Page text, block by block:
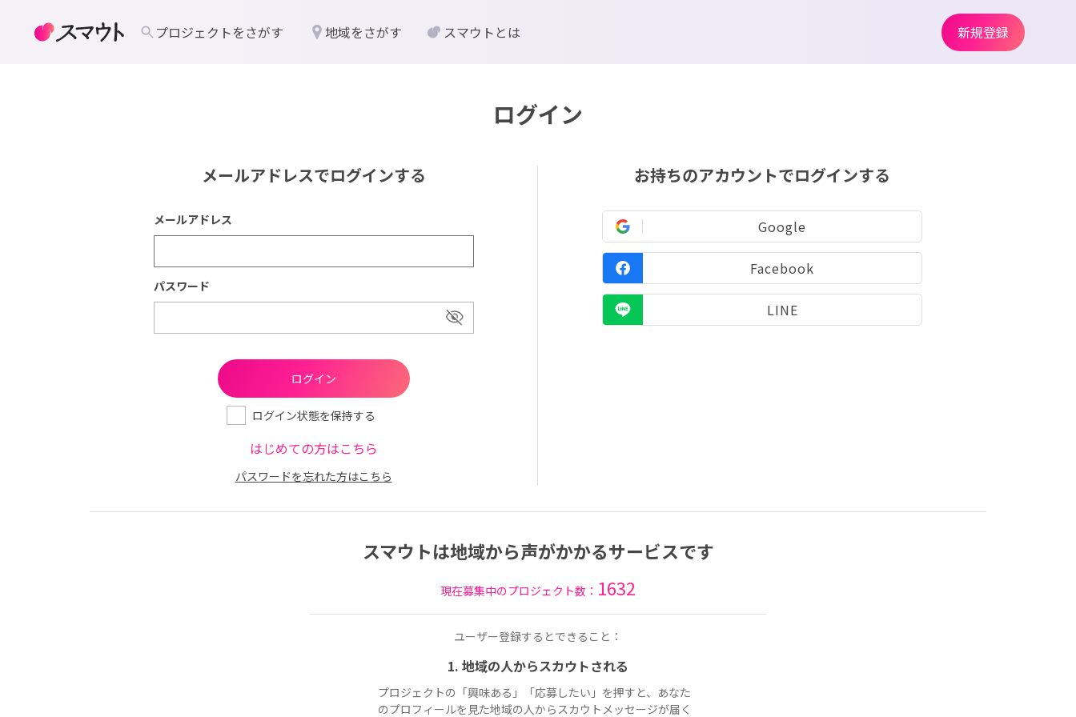
ログイン
メールアドレスでログインする
メールアドレス
パスワード
ログイン状態を保持する
はじめての方はこちら
パスワードを忘れた方はこちら
お持ちのアカウントでログインする
Google
Facebook
LINE
スマウトは地域から声がかかるサービスです
現在募集中のプロジェクト数： 1632
ユーザー登録するとできること：
1. 地域の人からスカウトされる
プロジェクトの「興味ある」「応募したい」を押すと、あなた
のプロフィールを見た地域の人からスカウトメッセージが届く
プロジェクトをさがす 地域をさがす スマウトとは 新規登録